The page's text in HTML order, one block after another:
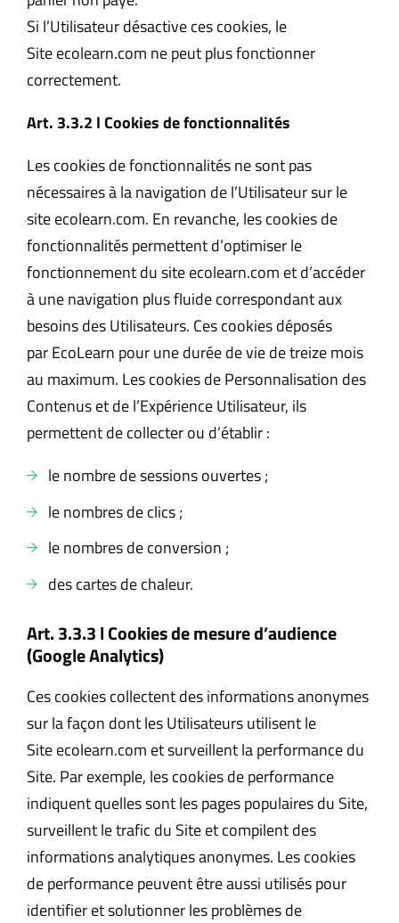
Si l’Utilisateur désactive ces cookies, le
Site ecolearn.com ne peut plus fonctionner
correctement.
Art. 3.3.2 l Cookies de fonctionnalités
Les cookies de fonctionnalités ne sont pas
nécessaires à la navigation de l’Utilisateur sur le
site ecolearn.com. En revanche, les cookies de
fonctionnalités permettent d’optimiser le
fonctionnement du site ecolearn.com et d’accéder
à une navigation plus fluide correspondant aux
besoins des Utilisateurs. Ces cookies déposés
par EcoLearn pour une durée de vie de treize mois
au maximum. Les cookies de Personnalisation des
Contenus et de l’Expérience Utilisateur, ils
permettent de collecter ou d’établir :
le nombre de sessions ouvertes ;
le nombres de clics ;
le nombres de conversion ;
des cartes de chaleur.
Art. 3.3.3 l Cookies de mesure d’audience
(Google Analytics)
Ces cookies collectent des informations anonymes
sur la façon dont les Utilisateurs utilisent le
Site ecolearn.com et surveillent la performance du
Site. Par exemple, les cookies de performance
indiquent quelles sont les pages populaires du Site,
surveillent le trafic du Site et compilent des
informations analytiques anonymes. Les cookies
de performance peuvent être aussi utilisés pour
identifier et solutionner les problèmes de